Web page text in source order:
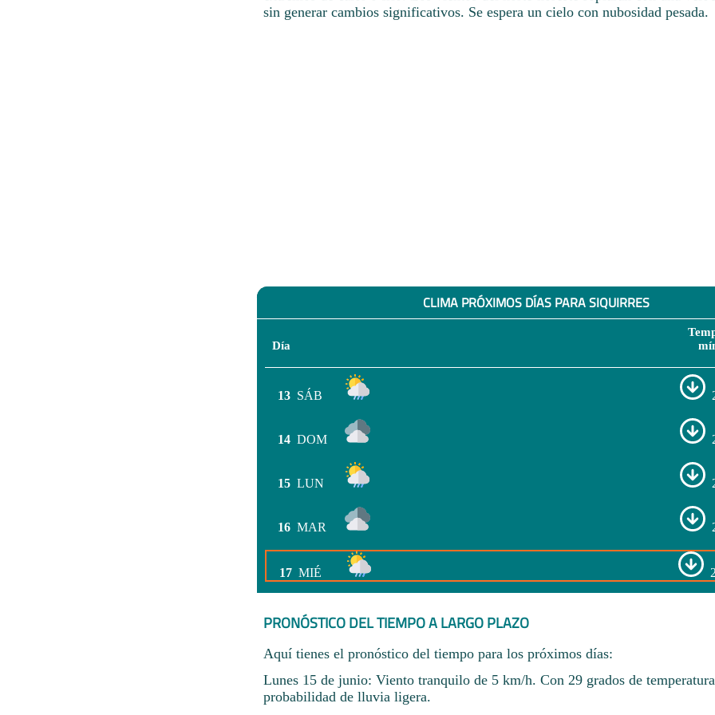
sin generar cambios significativos. Se espera un cielo con nubosidad pesada.
CLIMA PRÓXIMOS DÍAS PARA SIQUIRRES
Día
13 SÁB
14 DOM
15 LUN
16 MAR
17 MIÉ
PRONÓSTICO DEL TIEMPO A LARGO PLAZO
Aquí tienes el pronóstico del tiempo para los próximos días:
Lunes 15 de junio: Viento tranquilo de 5 km/h. Con 29 grados de
probabilidad de lluvia ligera.